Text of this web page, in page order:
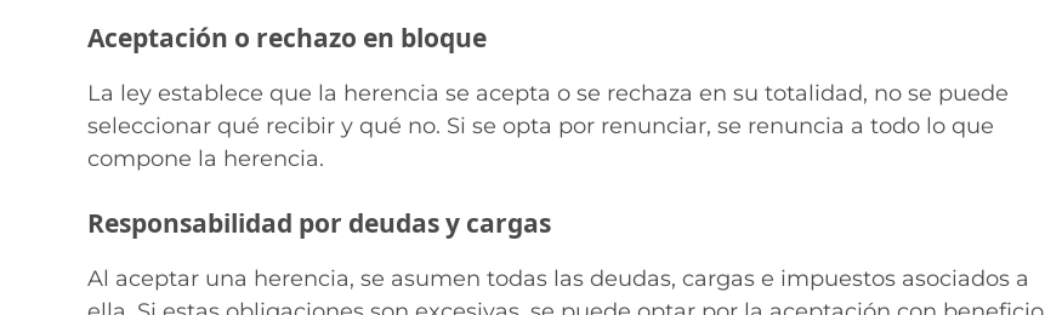
Aceptación o rechazo en bloque
La ley establece que la herencia se acepta o se rechaza en su totalidad, no se puede
seleccionar qué recibir y qué no. Si se opta por renunciar, se renuncia a todo lo que
compone la herencia.
Responsabilidad por deudas y cargas
Al aceptar una herencia, se asumen todas las deudas, cargas e impuestos asociados a